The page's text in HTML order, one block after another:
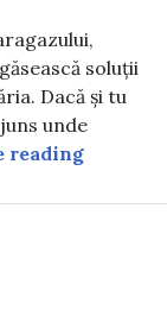
soluții
Dacă și tu
unde
readingCum